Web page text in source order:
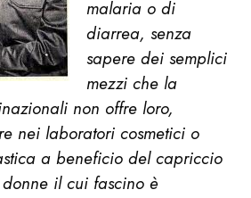
malaria o di
diarrea, senza
sapere dei semplici
mezzi che la
non offre loro,
nei laboratori cosmetici o
a beneficio del capriccio
il cui fascino è